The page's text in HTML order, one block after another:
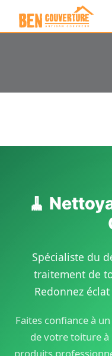
🧹
Spécialiste du
traitement de
Redonnez
Faites confiance à
de votre toiture